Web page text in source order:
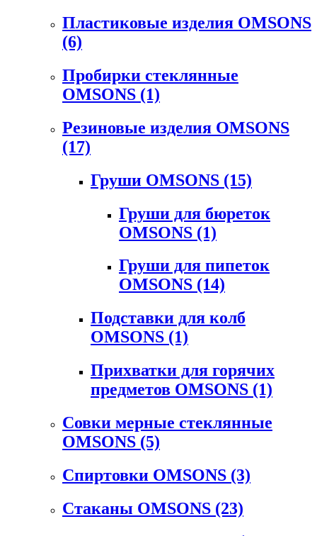
Пластиковые изделия OMSONS
(6)
Пробирки стеклянные
OMSONS (1)
Резиновые изделия OMSONS
(17)
Груши OMSONS (15)
Груши для бюреток
OMSONS (1)
Груши для пипеток
OMSONS (14)
Подставки для колб
OMSONS (1)
Прихватки для горячих
предметов OMSONS (1)
Совки мерные стеклянные
OMSONS (5)
Спиртовки OMSONS (3)
Стаканы OMSONS (23)